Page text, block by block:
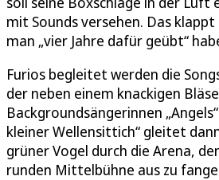
mit Sounds versehen. Das
man „vier Jahre dafür geübt“
Furios begleitet werden die
der neben einem knackigen
Backgroundsängerinnen
kleiner Wellensittich“ gleitet
grüner Vogel durch die Arena,
runden Mittelbühne aus zu